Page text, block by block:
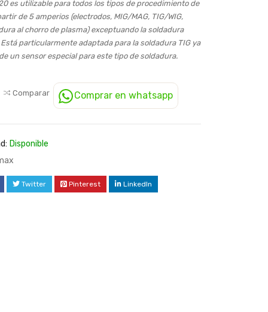
es utilizable para todos los tipos de procedimiento de
de 5 amperios (electrodos, MIG/MAG, TIG/WIG,
al chorro de plasma) exceptuando la soldadura
Está particularmente adaptada para la soldadura TIG ya
un sensor especial para este tipo de soldadura.
Comprar en whatsapp
Comparar
Disponible
Twitter Pinterest LinkedIn